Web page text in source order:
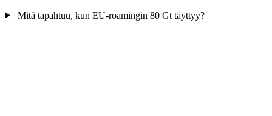
Mitä tapahtuu, kun EU-roamingin 80 Gt täyttyy?